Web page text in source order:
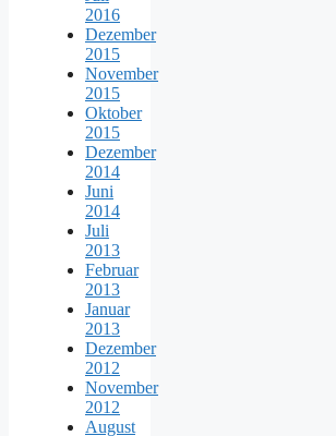
2016
Dezember
2015
November
2015
Oktober
2015
Dezember
2014
Juni
2014
Juli
2013
Februar
2013
Januar
2013
Dezember
2012
November
2012
August